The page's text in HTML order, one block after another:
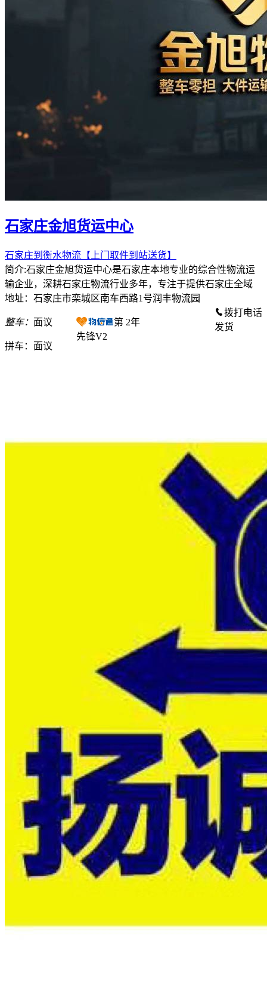
石家庄金旭货运中心
石家庄到衡水物流【上门取件到站送货】
简介:石家庄金旭货运中心是石家庄本地专业的综合性物流运
输企业，深耕石家庄物流行业多年，专注于提供石家庄全域
地址：石家庄市栾城区南车西路1号润丰物流园
整车： 面议
拼车： 面议
第 2年
先锋V2
拨打电话
发货